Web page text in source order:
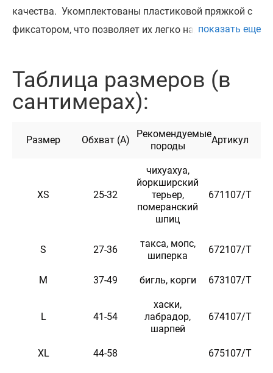
качества. Укомплектованы пластиковой пряжкой с
фиксатором, что позволяет их легко надевать и
доступны в четырех размерах и в трех цветах.
Характеристики
3D сетка + Нейлон
Цвет Фиолетовая
показать еще
Таблица размеров (в
сантимерах):
Размер Обхват (А)
Рекомендуемые
породы
Артикул
XS 25-32
чихуахуа,
йоркширский
терьер,
померанский
шпиц
671107/Т
S 27-36
такса, мопс,
шиперка
672107/Т
M 37-49 бигль, корги 673107/Т
L 41-54
хаски,
лабрадор,
шарпей
674107/Т
XL 44-58 675107/Т